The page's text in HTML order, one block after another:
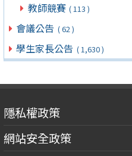
教師競賽 ( 113 )
會議公告 ( 62 )
學生家長公告 ( 1,630 )
隱私權政策
網站安全政策